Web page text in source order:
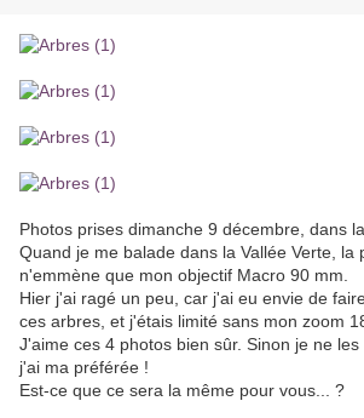
Photos prises dimanche 9 décembre, dans
Quand je me balade dans la Vallée Verte, la
n'emmène que mon objectif Macro 90 mm.
Hier j'ai ragé un peu, car j'ai eu envie de
ces arbres, et j'étais limité sans mon zoom
J'aime ces 4 photos bien sûr. Sinon je ne
j'ai ma préférée !
Est-ce que ce sera la même pour vous... ?